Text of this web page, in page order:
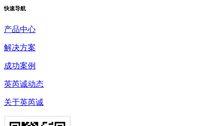
快速导航
产品中心
解决方案
成功案例
英芮诚动态
关于英芮诚